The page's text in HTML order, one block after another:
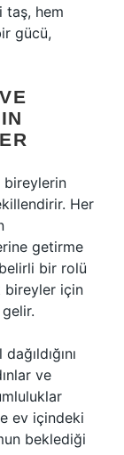
taş, hem
gücü,
bireylerin
Her
getirme
bir rolü
bireyler için
ve
ev içindeki
beklediği